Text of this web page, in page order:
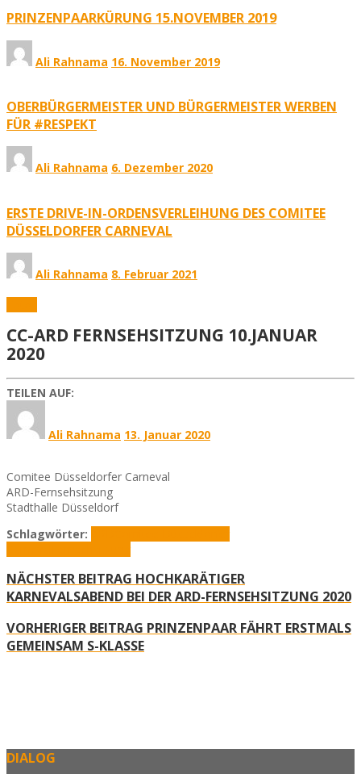
PRINZENPAARKÜRUNG 15.NOVEMBER 2019
Ali Rahnama 16. November 2019
OBERBÜRGERMEISTER UND BÜRGERMEISTER WERBEN
FÜR #RESPEKT
Ali Rahnama 6. Dezember 2020
ERSTE DRIVE-IN-ORDENSVERLEIHUNG DES COMITEE
DÜSSELDORFER CARNEVAL
Ali Rahnama 8. Februar 2021
CC-ARD FERNSEHSITZUNG 10.JANUAR
2020
TEILEN AUF:
Ali Rahnama 13. Januar 2020
Comitee Düsseldorfer Carneval
ARD-Fernsehsitzung
Stadthalle Düsseldorf
Schlagwörter:
NÄCHSTER BEITRAG HOCHKARÄTIGER
KARNEVALSABEND BEI DER ARD-FERNSEHSITZUNG 2020
VORHERIGER BEITRAG PRINZENPAAR FÄHRT ERSTMALS
GEMEINSAM S-KLASSE
DIALOG